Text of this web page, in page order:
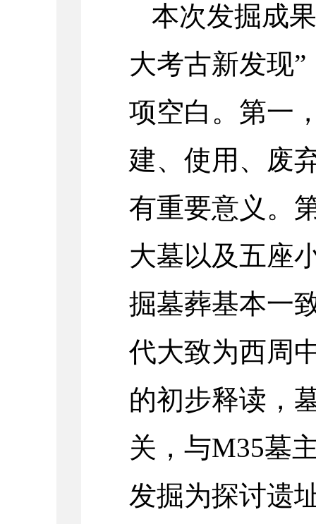
本次发掘成
大考古新发现
项空白。第一
建、使用、废
有重要意义。
大墓以及五座
掘墓葬基本一
代大致为西周
的初步释读，
关，与M35墓
发掘为探讨遗